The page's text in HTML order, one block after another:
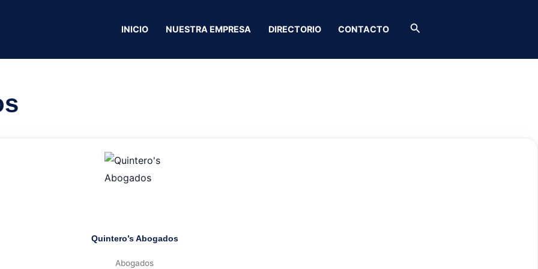
INICIO NUESTRA EMPRESA DIRECTORIO CONTACTO Buscar
Pintor Robinson Guerrero
Quintero’s Abogados
Abogados